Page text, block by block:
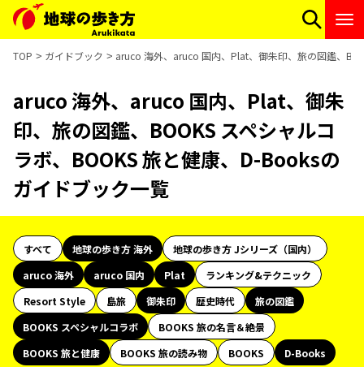
TOP ガイドブック aruco 海外、aruco 国内、Plat、御朱印、旅の図鑑、
aruco 海外、aruco 国内、Plat、御朱
印、旅の図鑑、BOOKS スペシャルコ
ラボ、BOOKS 旅と健康、D-Booksの
ガイドブック一覧
すべて 地球の歩き方 海外
地球の歩き方 Jシリーズ（国内）
aruco 海外
aruco 国内 Plat
ランキング&テクニック
Resort Style
島旅 御朱印 歴史時代
旅の図鑑
BOOKS スペシャルコラボ
BOOKS 旅の名言＆絶景
BOOKS 旅と健康
BOOKS 旅の読み物 BOOKS
D-Books